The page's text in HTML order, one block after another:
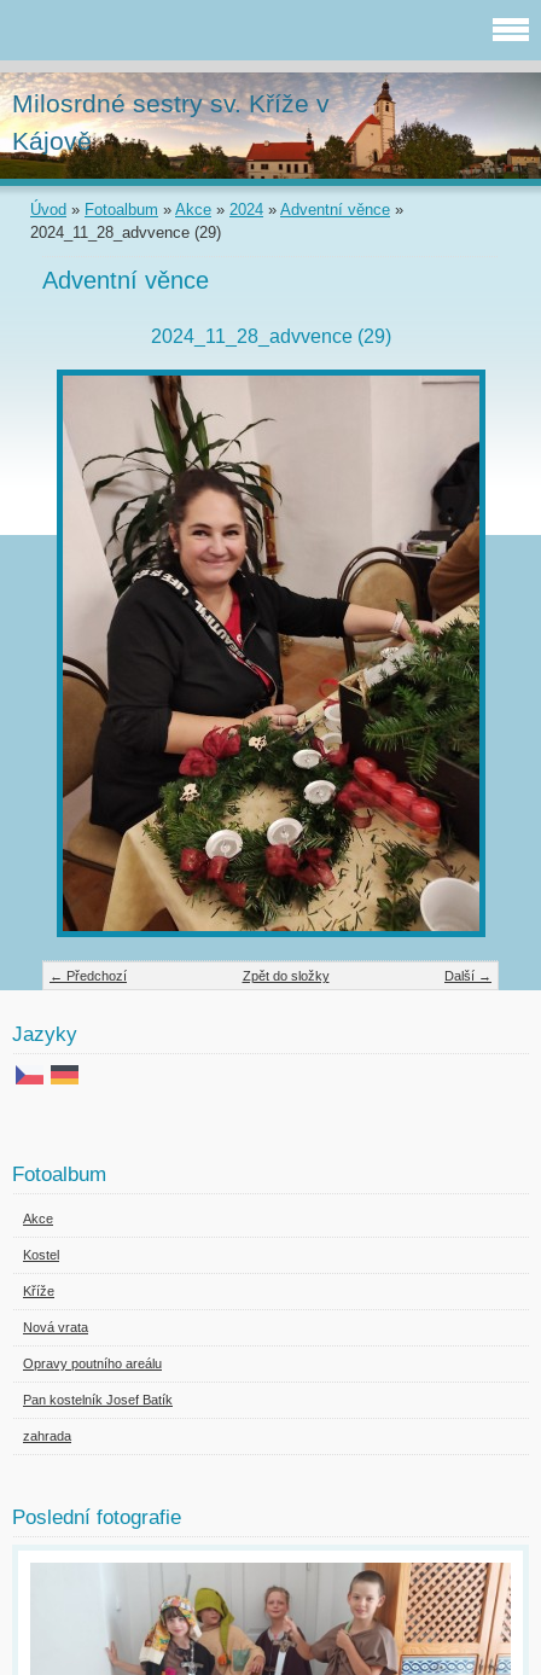
Milosrdné sestry sv. Kříže v
Kájově
Úvod » Fotoalbum » Akce » 2024 » Adventní věnce »
2024_11_28_advvence (29)
Adventní věnce
2024_11_28_advvence (29)
← Předchozí Další →
Zpět do složky
Jazyky
Fotoalbum
Akce
Kostel
Kříže
Nová vrata
Opravy poutního areálu
Pan kostelník Josef Batík
zahrada
Poslední fotografie